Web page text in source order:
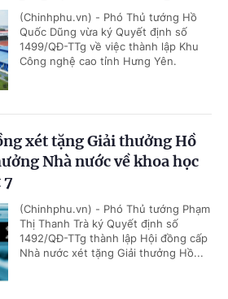
(Chinhphu.vn) - Phó Thủ tướng Hồ
Quốc Dũng vừa ký Quyết định số
1499/QĐ-TTg về việc thành lập Khu
Công nghệ cao tỉnh Hưng Yên.
xét tặng Giải thưởng Hồ
Nhà nước về khoa học
7
(Chinhphu.vn) - Phó Thủ tướng Phạm
Thị Thanh Trà ký Quyết định số
1492/QĐ-TTg thành lập Hội đồng cấp
Nhà nước xét tặng Giải thưởng Hồ...